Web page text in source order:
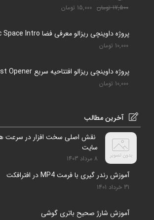
17,500 تومان 15,000 تومان
پروژه داوینچی ریزالو معرفی فضا Fantastic Space Intro
10,000 تومان
پروژه داوینچی ریزالو افتتاحیه سریع Fast Opener
10,000 تومان
آخرین مطالب
نقش اصلی سخت افزار در سرعت
سایت
8 مرداد 1403
آموزش رندر گیری با فرمت MP4 در افترافکت
31 خرداد 1401
آموزش شارژ صحیح باتری گوشی